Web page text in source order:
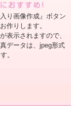
り画像作成』ボタン
作りします。
表示されますので、
データは、jpeg形式
。